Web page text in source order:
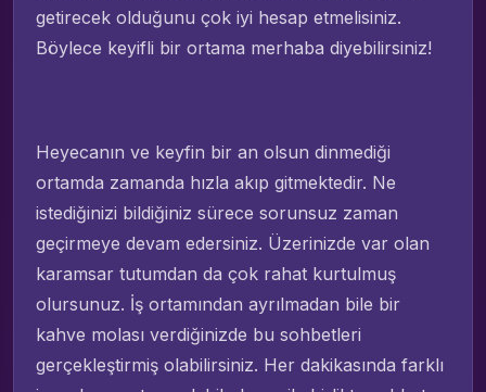
getirecek olduğunu çok iyi hesap etmelisiniz.
Böylece keyifli bir ortama merhaba diyebilirsiniz!
Heyecanın ve keyfin bir an olsun dinmediği
ortamda zamanda hızla akıp gitmektedir. Ne
istediğinizi bildiğiniz sürece sorunsuz zaman
geçirmeye devam edersiniz. Üzerinizde var olan
karamsar tutumdan da çok rahat kurtulmuş
olursunuz. İş ortamından ayrılmadan bile bir
kahve molası verdiğinizde bu sohbetleri
gerçekleştirmiş olabilirsiniz. Her dakikasında farklı